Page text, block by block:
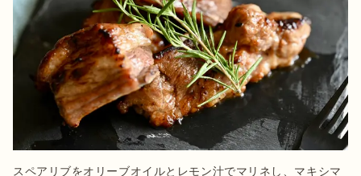
スペアリブをオリーブオイルとレモン汁でマリネし、マキシマ